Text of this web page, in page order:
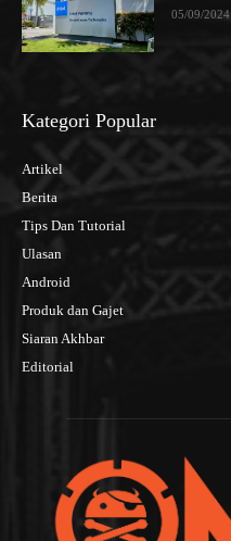
05/09/2024
Kategori Popular
Artikel
Berita
Tips Dan Tutorial
Ulasan
Android
Produk dan Gajet
Siaran Akhbar
Editorial